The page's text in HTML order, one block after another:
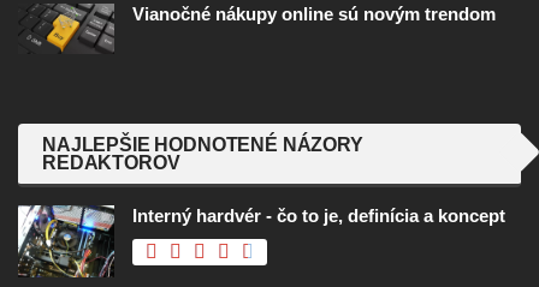
Vianočné nákupy online sú novým trendom
NAJLEPŠIE HODNOTENÉ NÁZORY
REDAKTOROV
Interný hardvér - čo to je, definícia a koncept